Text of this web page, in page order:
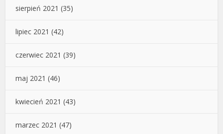
sierpień 2021 (35)
lipiec 2021 (42)
czerwiec 2021 (39)
maj 2021 (46)
kwiecień 2021 (43)
marzec 2021 (47)